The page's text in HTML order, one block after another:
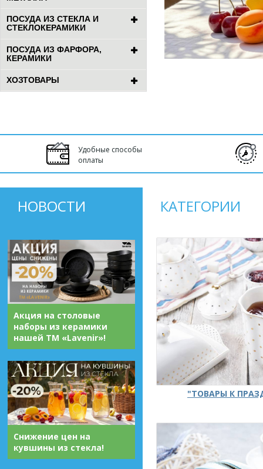
ПОСУДА ИЗ СТЕКЛА И
СТЕКЛОКЕРАМИКИ
ПОСУДА ИЗ ФАРФОРА,
КЕРАМИКИ
ХОЗТОВАРЫ
Удобные способы
оплаты
НОВОСТИ
Акция на столовые
наборы из керамики
нашей ТМ «Lavenir»!
Снижение цен на
кувшины из стекла!
КАТЕГОРИИ
"ТОВАРЫ К